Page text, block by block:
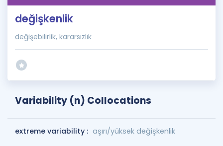
İngilizce Gramer
değişkenlik
değişebilirlik, kararsızlık
Variability (n) Collocations
extreme variability : aşırı/yüksek değişkenlik